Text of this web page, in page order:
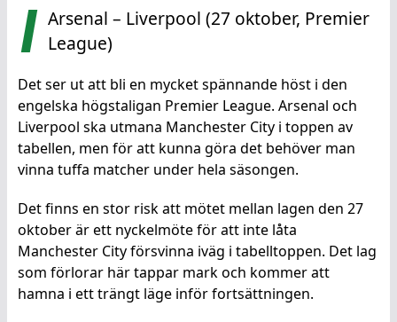
Arsenal – Liverpool (27 oktober, Premier
League)
Det ser ut att bli en mycket spännande höst i den
engelska högstaligan Premier League. Arsenal och
Liverpool ska utmana Manchester City i toppen av
tabellen, men för att kunna göra det behöver man
vinna tuffa matcher under hela säsongen.
Det finns en stor risk att mötet mellan lagen den 27
oktober är ett nyckelmöte för att inte låta
Manchester City försvinna iväg i tabelltoppen. Det lag
som förlorar här tappar mark och kommer att
hamna i ett trängt läge inför fortsättningen.